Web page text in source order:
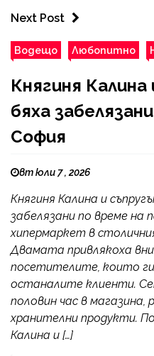
Next Post
Водещо Любопитно
Княгиня
бяха
София
вт юли 7 , 2026
Княгиня Калина и
забелязани по време на
хипермаркет в
Двамата привлякоха
посетителите, които ги
останалите клиенти.
половин час в магазина,
хранителни продукти.
Калина и […]